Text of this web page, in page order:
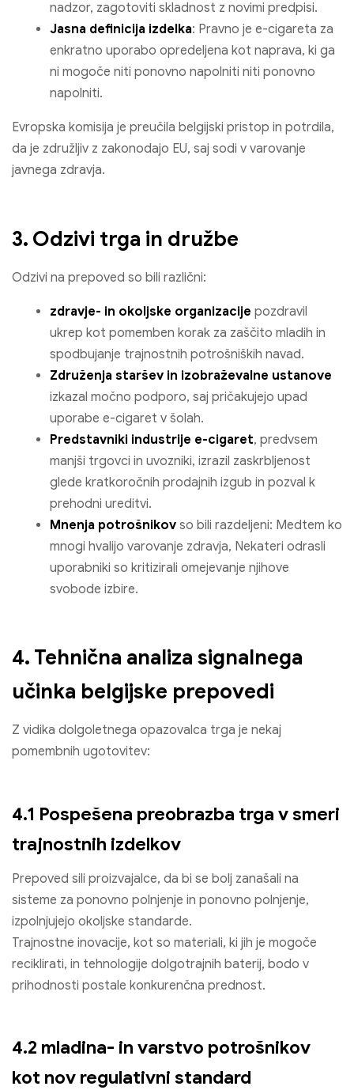
nadzor, zagotoviti skladnost z novimi predpisi.
Jasna definicija izdelka: Pravno je e-cigareta za
enkratno uporabo opredeljena kot naprava, ki ga
ni mogoče niti ponovno napolniti niti ponovno
napolniti.
Evropska komisija je preučila belgijski pristop in potrdila,
da je združljiv z zakonodajo EU, saj sodi v varovanje
javnega zdravja.
3. Odzivi trga in družbe
Odzivi na prepoved so bili različni:
zdravje- in okoljske organizacije pozdravil
ukrep kot pomemben korak za zaščito mladih in
spodbujanje trajnostnih potrošniških navad.
Združenja staršev in izobraževalne ustanove
izkazal močno podporo, saj pričakujejo upad
uporabe e-cigaret v šolah.
Predstavniki industrije e-cigaret, predvsem
manjši trgovci in uvozniki, izrazil zaskrbljenost
glede kratkoročnih prodajnih izgub in pozval k
prehodni ureditvi.
Mnenja potrošnikov so bili razdeljeni: Medtem ko
mnogi hvalijo varovanje zdravja, Nekateri odrasli
uporabniki so kritizirali omejevanje njihove
svobode izbire.
4. Tehnična analiza signalnega
učinka belgijske prepovedi
Z vidika dolgoletnega opazovalca trga je nekaj
pomembnih ugotovitev:
4.1 Pospešena preobrazba trga v smeri
trajnostnih izdelkov
Prepoved sili proizvajalce, da bi se bolj zanašali na
sisteme za ponovno polnjenje in ponovno polnjenje,
izpolnjujejo okoljske standarde.
Trajnostne inovacije, kot so materiali, ki jih je mogoče
reciklirati, in tehnologije dolgotrajnih baterij, bodo v
prihodnosti postale konkurenčna prednost.
4.2 mladina- in varstvo potrošnikov
kot nov regulativni standard